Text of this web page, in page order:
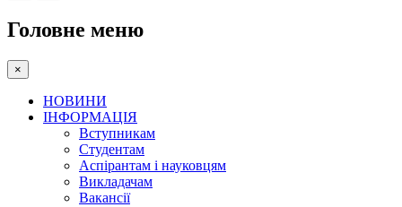
Головне меню
×
НОВИНИ
ІНФОРМАЦІЯ
Вступникам
Студентам
Аспірантам і науковцям
Викладачам
Вакансії